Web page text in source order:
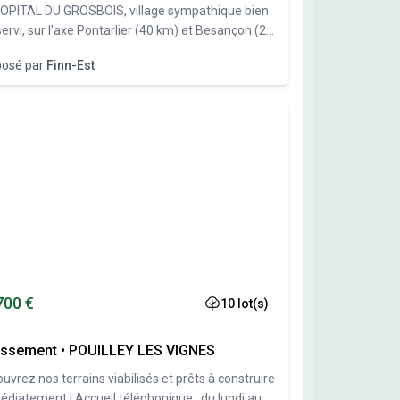
DU GROSBOIS, village sympathique bien
sur l'axe Pontarlier (40 km) et Besançon (20
27 parcelles de 551m² à 838 m². Libre
par Finn-Est
€ 10 lot(s)
• POUILLEY LES VIGNES
nos terrains viabilisés et prêts à construire